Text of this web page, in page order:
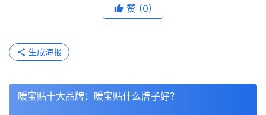
赞 (0)
生成海报
暖宝贴十大品牌：暖宝贴什么牌子好？